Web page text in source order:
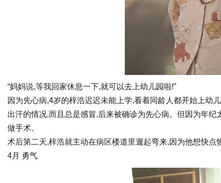
“妈妈说,等我回家休息一下,就可以去上幼儿园啦!”
因为先心病,4岁的梓浩迟迟未能上学,看着同龄人都开始上幼
出汗的情况,而且总是感冒,后来被确诊为先心病。但因为年
做手术。
术后第二天,梓浩就主动在病区楼道里遛起弯来,因为他想快点
4月 勇气